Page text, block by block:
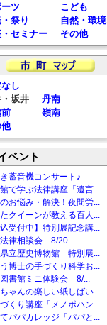
ツ
こども
祭り
自然・環境
セミナー
その他
し
坂井
丹南
嶺南
他
ベント
蓄音機コンサート♪
で学ぶ法律講座「遺言...
お悩み・解決！夜間労...
クイーンが教える百人...
込受付中】特別展記念講...
律相談会 8/20
立歴史博物館 特別展...
う博士の手づくり科学お...
書館ミニ体験会 8/...
ゃんの楽しい紙しばい...
くり講座「メノポハン...
パパカレッジ「パパと...